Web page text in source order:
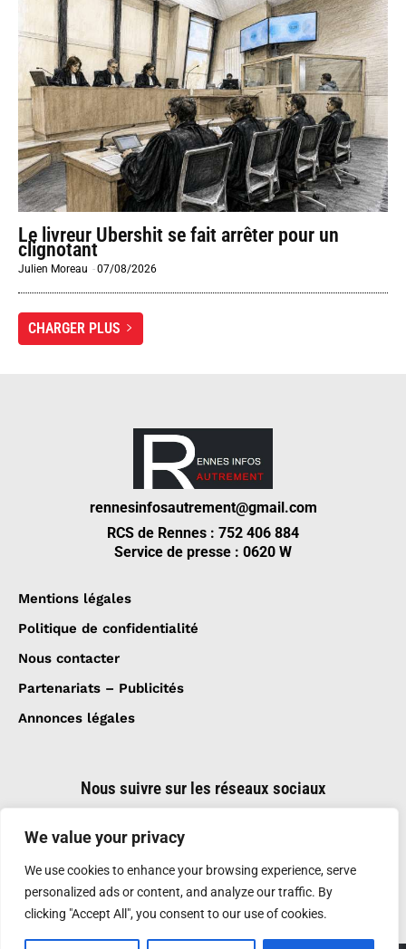
We value your privacy
We use cookies to enhance your browsing experience, serve
personalized ads or content, and analyze our traffic. By
clicking "Accept All", you consent to our use of cookies.
Le livreur Ubershit se fait arrêter pour un
clignotant
Julien Moreau -07/08/2026
CHARGER PLUS
rennesinfosautrement@gmail.com
RCS de Rennes : 752 406 884
Service de presse : 0620 W
Mentions légales
Politique de confidentialité
Nous contacter
Partenariats – Publicités
Annonces légales
Nous suivre sur les réseaux sociaux